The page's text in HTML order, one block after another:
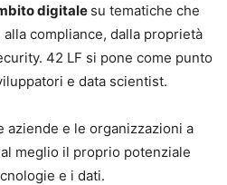
digitale su tematiche che
compliance, dalla proprietà
42 LF si pone come punto
e data scientist.
aziende e le organizzazioni a
meglio il proprio potenziale
e i dati.